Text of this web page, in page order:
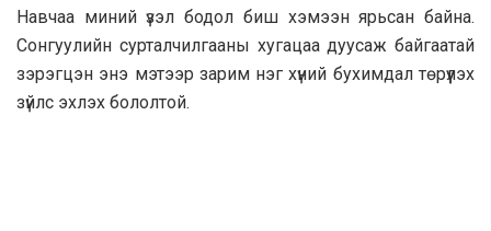
Навчаа миний үзэл бодол биш хэмээн ярьсан байна.
Сонгуулийн сурталчилгааны хугацаа дуусаж байгаатай
зэрэгцэн энэ мэтээр зарим нэг хүний бухимдал төрүүлэх
зүйлс эхлэх бололтой.